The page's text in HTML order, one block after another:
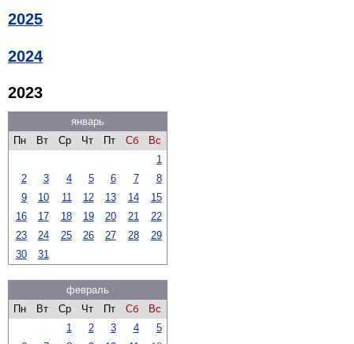
2025
2024
2023
январь
Пн
Вт Ср Чт Пт Сб
Вс
1
2
3 4 5 6 7
8
9
10 11 12 13 14
15
16
17 18 19 20 21
22
23
24 25 26 27 28
29
30
31
февраль
Пн
Вт Ср Чт Пт Сб
Вс
1
2 3 4
5